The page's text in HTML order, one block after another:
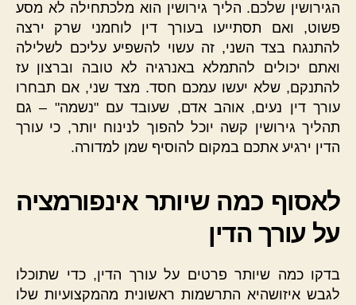
הגירושין שלכם. הליך גירושין הוא מלכתחילה לא מסע
פשוט, ואם תסתייעו בעורך דין לוחמני שרק ירצה
להתנגח בצד השני, זה עשוי להשפיע עליכם לשלילה
ואתם יכולים להתמלא באנרגיה לא טובה וברצון עז
להתנקם, שלא יעשו עמכם חסד. מצד שני, אם תבחרו
עורך דין נעים, אוהב אדם, שעובד עם "נשמה" – גם
תהליך גירושין קשה יוכל להפוך לנינוח יותר, כי עורך
הדין ירגיע אתכם במקום להוסיף שמן למדורה.
לאסוף כמה שיותר אינפורמציה
על עורך הדין
בדקו כמה שיותר פרטים על עורך הדין, כדי שתוכלו
לגבש איזושהיא התרשמות ראשונית מהמקצועיות שלו